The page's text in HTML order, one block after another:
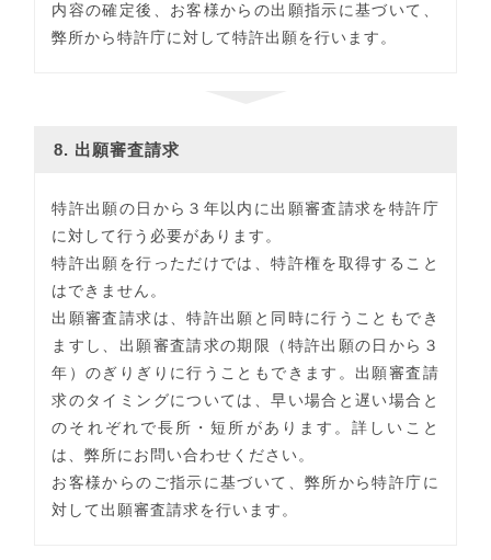
内容の確定後、お客様からの出願指示に基づいて、
弊所から特許庁に対して特許出願を行います。
8. 出願審査請求
特許出願の日から３年以内に出願審査請求を特許庁
に対して行う必要があります。
特許出願を行っただけでは、特許権を取得すること
はできません。
出願審査請求は、特許出願と同時に行うこともでき
ますし、出願審査請求の期限（特許出願の日から３
年）のぎりぎりに行うこともできます。出願審査請
求のタイミングについては、早い場合と遅い場合と
のそれぞれで長所・短所があります。詳しいこと
は、弊所にお問い合わせください。
お客様からのご指示に基づいて、弊所から特許庁に
対して出願審査請求を行います。